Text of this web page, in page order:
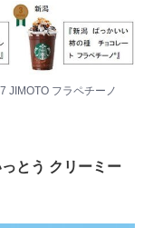
JIMOTO フラペチーノ
とう クリーミー